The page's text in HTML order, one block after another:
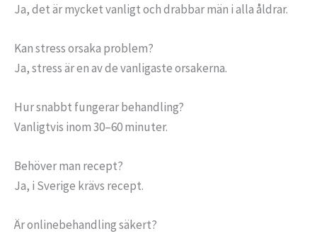
Ja, det är mycket vanligt och drabbar män i alla åldrar.
Kan stress orsaka problem?
Ja, stress är en av de vanligaste orsakerna.
Hur snabbt fungerar behandling?
Vanligtvis inom 30–60 minuter.
Behöver man recept?
Ja, i Sverige krävs recept.
Är onlinebehandling säkert?